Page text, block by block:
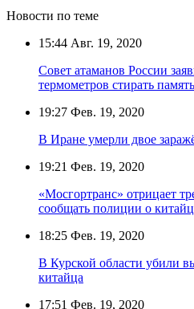
Новости по теме
15:44 Авг. 19, 2020
Совет атаманов России
термометров стирать память
19:27 Фев. 19, 2020
В Иране умерли двое
19:21 Фев. 19, 2020
«Мосгортранс» отрицает
сообщать полиции о
18:25 Фев. 19, 2020
В Курской области убили
китайца
17:51 Фев. 19, 2020